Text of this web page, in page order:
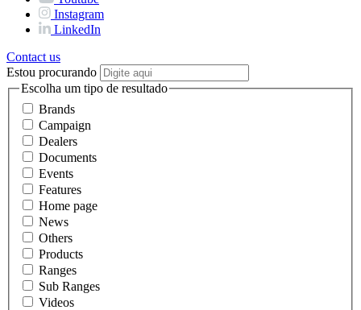
Instagram
LinkedIn
Contact us
Estou procurando
Escolha um tipo de resultado
Brands
Campaign
Dealers
Documents
Events
Features
Home page
News
Others
Products
Ranges
Sub Ranges
Videos